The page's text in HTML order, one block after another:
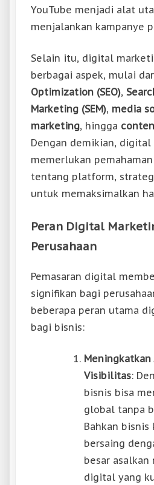
YouTube menjadi alat
menjalankan kampanye
Selain itu, digital
berbagai aspek, mulai
Optimization (SEO),
Marketing (SEM), media
marketing, hingga
Dengan demikian,
memerlukan
tentang platform,
untuk memaksimalkan
Peran Digital
Perusahaan
Pemasaran digital
signifikan bagi
beberapa peran utama
bagi bisnis:
Meningkatkan
Visibilitas:
bisnis bisa
global tanpa
Bahkan
bersaing
besar
digital yang